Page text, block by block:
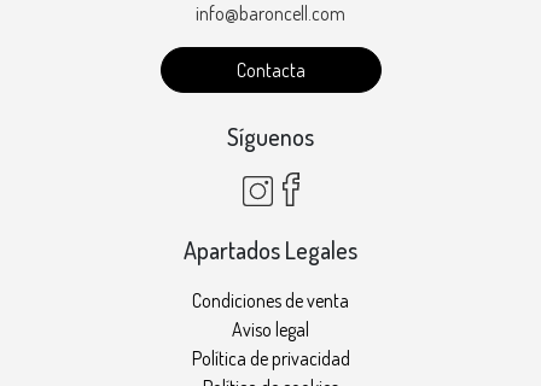
info@baroncell.com
Contacta
Síguenos
Apartados Legales
Condiciones de venta
Aviso legal
Política de privacidad